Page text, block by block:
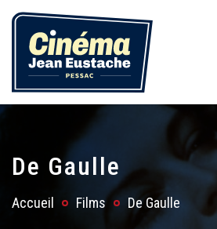
De Gaulle
Accueil Films De Gaulle